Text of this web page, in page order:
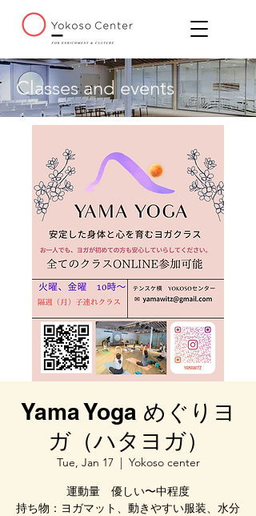
Classes and events
Yama Yoga めぐりヨ
ガ（ハタヨガ）
Tue, Jan 17
  |
Yokoso center
運動量 優しい〜中程度
持ち物：ヨガマット、動きやすい服装、水分